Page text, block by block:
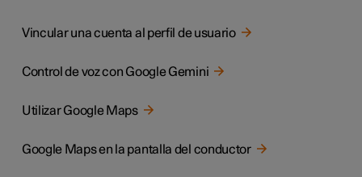
Vincular una cuenta al perfil de usuario
Control de voz con Google Gemini
Utilizar Google Maps
Google Maps en la pantalla del conductor